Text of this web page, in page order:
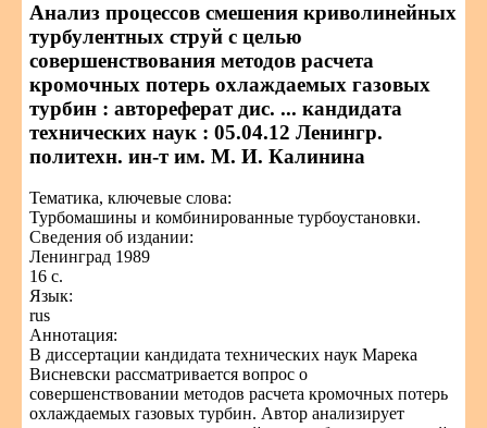
Анализ процессов смешения криволинейных
турбулентных струй с целью
совершенствования методов расчета
кромочных потерь охлаждаемых газовых
турбин : автореферат дис. ... кандидата
технических наук : 05.04.12 Ленингр.
политехн. ин-т им. М. И. Калинина
Тематика, ключевые слова:
Турбомашины и комбинированные турбоустановки.
Сведения об издании:
Ленинград 1989
16 с.
Язык:
rus
Аннотация:
В диссертации кандидата технических наук Марека
Висневски рассматривается вопрос о
совершенствовании методов расчета кромочных потерь
охлаждаемых газовых турбин. Автор анализирует